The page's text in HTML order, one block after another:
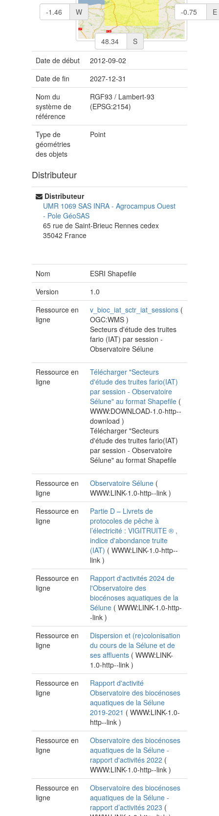
S
E
W
Date de début
2012-09-02
Date de fin
2027-12-31
Nom du
système de
référence
RGF93 / Lambert-93
(EPSG:2154)
Type de
géométries
des objets
Point
Distributeur
Distributeur
UMR 1069 SAS INRA - Agrocampus Ouest
- Pole GéoSAS
65 rue de Saint-Brieuc Rennes cedex
35042 France
Nom
ESRI Shapefile
Version
1.0
Ressource en
ligne
v_bioc_iat_sctr_iat_sessions (
OGC:WMS)
Secteurs d'étude des truites
fario (IAT) par session -
Observatoire Sélune
Ressource en
ligne
Télécharger "Secteurs
d'étude des truites fario(IAT)
par session - Observatoire
Sélune" au format Shapefile (
WWW:DOWNLOAD-1.0-http--
download)
Télécharger "Secteurs
d'étude des truites fario(IAT)
par session - Observatoire
Sélune" au format Shapefile
Ressource en
ligne
Observatoire Sélune (
WWW:LINK-1.0-http--link)
Ressource en
ligne
Partie D – Livrets de
protocoles de pêche à
l’électricité : VIGITRUITE ® ,
indice d'abondance truite
(IAT) (WWW:LINK-1.0-http--
link)
Ressource en
ligne
Rapport d'activités 2024 de
l'Observatoire des
biocénoses aquatiques de la
Sélune (WWW:LINK-1.0-http-
-link)
Ressource en
ligne
Dispersion et (re)colonisation
du cours de la Sélune et de
ses affluents (WWW:LINK-
1.0-http--link)
Ressource en
ligne
Rapport d'activité
Observatoire des biocénoses
aquatiques de la Sélune
2019-2021 (WWW:LINK-1.0-
http--link)
Ressource en
ligne
Observatoire des biocénoses
aquatiques de la Sélune -
rapport d'activités 2022 (
WWW:LINK-1.0-http--link)
Ressource en
ligne
Observatoire des biocénoses
aquatiques de la Sélune -
rapport d’activités 2023 (